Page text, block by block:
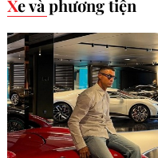
Xe và phương tiện